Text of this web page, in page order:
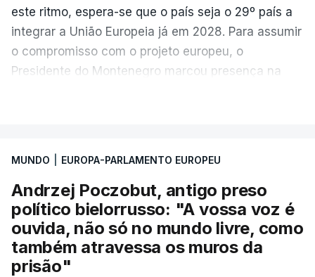
este ritmo, espera-se que o país seja o 29º país a
integrar a União Europeia já em 2028. Para assumir
o compromisso com o projeto europeu, o
Presidente do Montenegro marcou presença na
MUNDO EUROPA-PARLAMENTO EUROPEU
Andrzej Poczobut, antigo preso
político bielorrusso: "A vossa voz é
ouvida, não só no mundo livre, como
também atravessa os muros da
prisão"